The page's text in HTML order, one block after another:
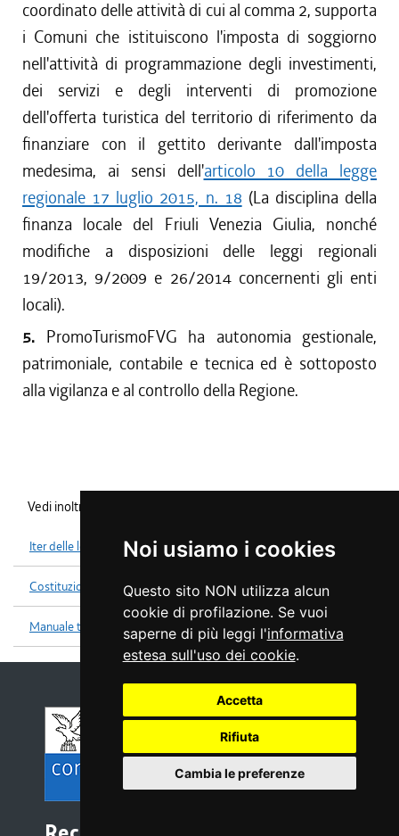
Noi usiamo i cookies
Questo sito NON utilizza alcun
cookie di profilazione. Se vuoi
saperne di più leggi l'informativa
estesa sull'uso dei cookie.
Accetta
Rifiuta
Cambia le preferenze
coordinato delle attività di cui al comma 2, supporta
i Comuni che istituiscono l'imposta di soggiorno
nell'attività di programmazione degli investimenti,
dei servizi e degli interventi di promozione
dell'offerta turistica del territorio di riferimento da
finanziare con il gettito derivante dall'imposta
medesima, ai sensi dell'articolo 10 della legge
regionale 17 luglio 2015, n. 18 (La disciplina della
finanza locale del Friuli Venezia Giulia, nonché
modifiche a disposizioni delle leggi regionali
19/2013, 9/2009 e 26/2014 concernenti gli enti
locali).
5. PromoTurismoFVG ha autonomia gestionale,
patrimoniale, contabile e tecnica ed è sottoposto
alla vigilanza e al controllo della Regione.
Vedi inoltre
Iter delle leggi
Costituzione
Manuale tecniche legislative